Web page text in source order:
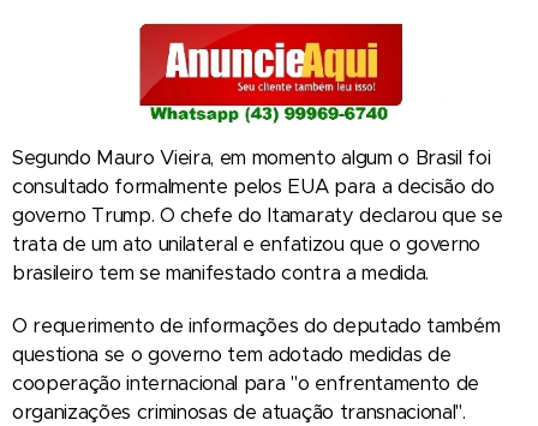
Segundo Mauro Vieira, em momento algum o Brasil foi
consultado formalmente pelos EUA para a decisão do
governo Trump. O chefe do Itamaraty declarou que se
trata de um ato unilateral e enfatizou que o governo
brasileiro tem se manifestado contra a medida.
O requerimento de informações do deputado também
questiona se o governo tem adotado medidas de
cooperação internacional para "o enfrentamento de
organizações criminosas de atuação transnacional".